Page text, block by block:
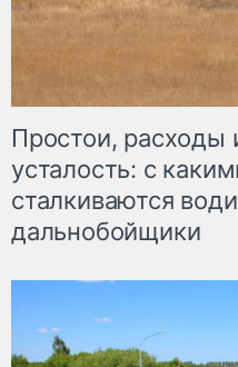
Простои, расходы
усталость: с
сталкиваются
дальнобойщики